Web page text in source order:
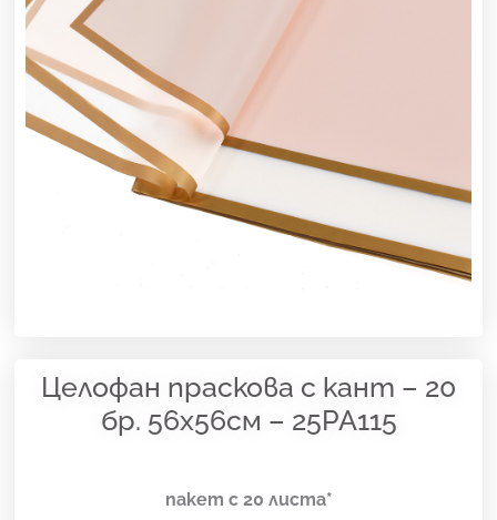
Целофан праскова с кант – 20
бр. 56х56см – 25PA115
пакет с 20 листа*